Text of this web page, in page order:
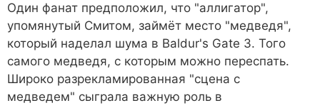
Один фанат предположил, что "аллигатор",
упомянутый Смитом, займёт место "медведя",
который наделал шума в Baldur's Gate 3. Того
самого медведя, с которым можно переспать.
Широко разрекламированная "сцена с
медведем" сыграла важную роль в